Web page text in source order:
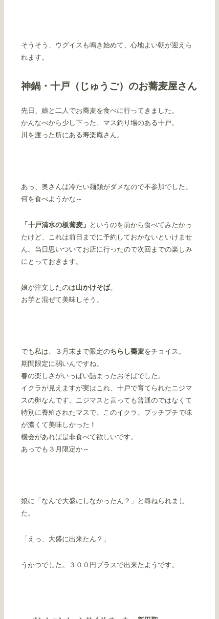
そうそう、ウグイスも鳴き始めて、心地よい朝が迎えら
れます。
神鍋・十戸（じゅうご）のお蕎麦屋さん
先日、娘と二人でお蕎麦を食べに行ってきました。
かんなべから少し下った、マス釣り場のある十戸。
川を渡った所にある寿楽庵さん。
あっ、奥さんは冷たい麺類がダメなので不参加でした。
何を食べようかな～
「十戸清水の板蕎麦」 というのを前から食べてみたかっ
たけど、これは前日までに予約しておかないといけませ
ん。当日思いついてお店に行ったので次回までの楽しみ
にとっておきます。
娘が注文したのは山かけそば。
お芋と混ぜて美味しそう。
でも私は、３月末まで限定のちらし蕎麦をチョイス。
期間限定に弱いんですね。
春の楽しさがいっぱい詰まったおそばでした。
イクラが見えますが実はこれ、十戸で育てられたニジマ
スの卵なんです。ニジマスと言っても普通のではなくて
特別に養殖されたマスで、このイクラ、プッチプチで味
が濃くて美味しかった！
機会があれば是非食べて欲しいです。
あっでも３月限定か～
娘に「なんで大盛にしなかったん？」と尋ねられまし
た。
「えっ、大盛に出来たん？」
うかつでした。３００円プラスで出来たようです。